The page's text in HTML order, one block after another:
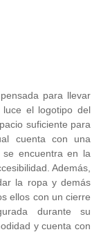
para llevar
luce el logotipo del
suficiente para
cuenta con una
encuentra en la
Además,
la ropa y demás
ellos con un cierre
durante su
y cuenta con